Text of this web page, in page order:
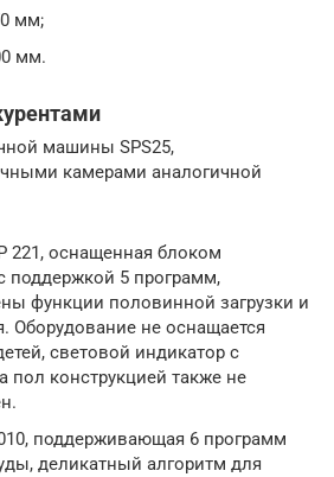
мм;
мм.
машины SPS25,
камерами аналогичной
221, оснащенная блоком
поддержкой 5 программ,
функции половинной загрузки и
Оборудование не оснащается
световой индикатор с
пол конструкцией также не
поддерживающая 6 программ
деликатный алгоритм для